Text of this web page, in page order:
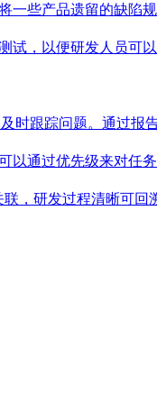
一些产品遗留的缺陷
试，以便研发人员可
时跟踪问题。通过报
以通过优先级来对任
，研发过程清晰可回